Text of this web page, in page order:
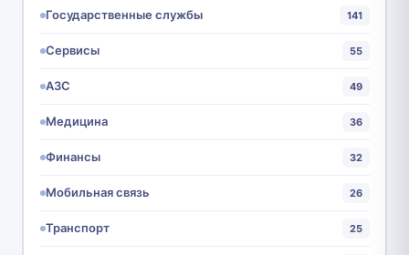
Государственные службы 141
Сервисы 55
АЗС 49
Медицина 36
Финансы 32
Мобильная связь 26
Транспорт 25